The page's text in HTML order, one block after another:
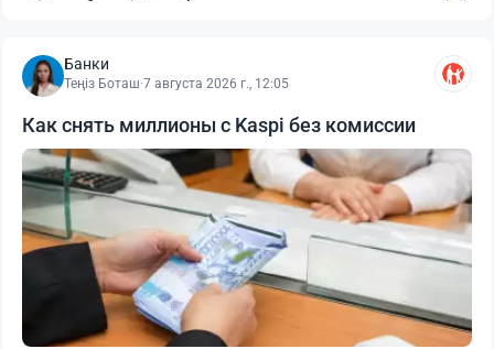
Банки
Теңіз Боташ·7 августа 2026 г., 12:05
Как снять миллионы с Kaspi без комиссии